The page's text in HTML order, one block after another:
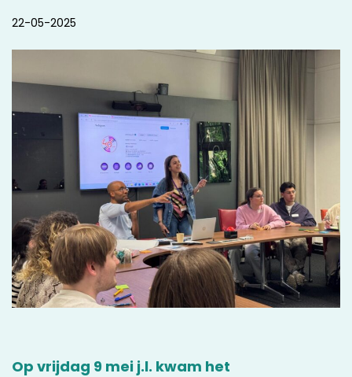
22-05-2025
Op vrijdag 9 mei j.l. kwam het